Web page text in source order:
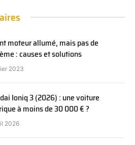
moteur allumé, mais pas de
: causes et solutions
2023
Ioniq 3 (2026) : une voiture
à moins de 30 000 € ?
2026